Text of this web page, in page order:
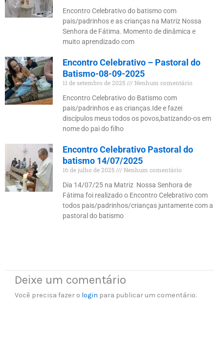
Encontro Celebrativo do batismo com
pais/padrinhos e as crianças na Matriz Nossa
Senhora de Fátima. Momento de dinâmica e
muito aprendizado com
Encontro Celebrativo – Pastoral do
Batismo-08-09-2025
11 de setembro de 2025
Nenhum comentário
Encontro Celebrativo do Batismo com
pais/padrinhos e as crianças.Ide e fazei
discípulos meus todos os povos,batizando-os em
nome do pai do filho
Encontro Celebrativo Pastoral do
batismo 14/07/2025
16 de julho de 2025
Nenhum comentário
Dia 14/07/25 na Matriz Nossa Senhora de
Fátima foi realizado o Encontro Celebrativo com
todos pais/padrinhos/crianças juntamente com a
pastoral do batismo
Deixe um comentário
Você precisa fazer o login para publicar um comentário.